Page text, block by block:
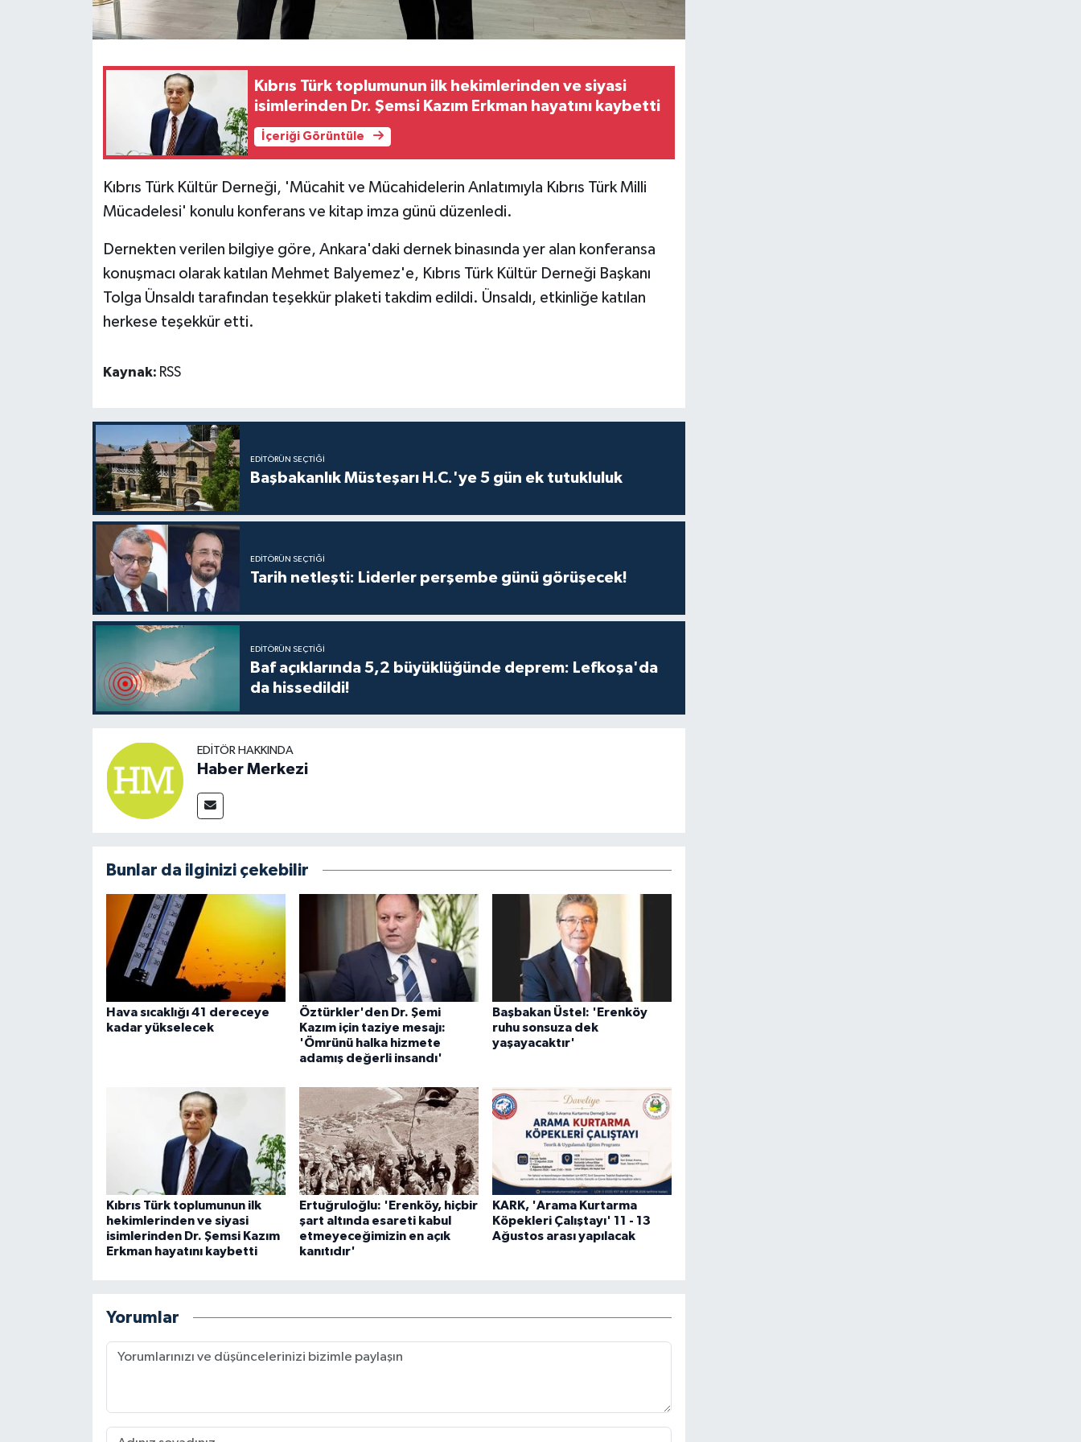
Kıbrıs Türk toplumunun ilk hekimlerinden ve siyasi
isimlerinden Dr. Şemsi Kazım Erkman hayatını kaybetti
İçeriği Görüntüle
Kıbrıs Türk Kültür Derneği, 'Mücahit ve Mücahidelerin Anlatımıyla Kıbrıs Türk Milli
Mücadelesi' konulu konferans ve kitap imza günü düzenledi.
Dernekten verilen bilgiye göre, Ankara'daki dernek binasında yer alan konferansa
konuşmacı olarak katılan Mehmet Balyemez'e, Kıbrıs Türk Kültür Derneği Başkanı
Tolga Ünsaldı tarafından teşekkür plaketi takdim edildi. Ünsaldı, etkinliğe katılan
herkese teşekkür etti.
Kaynak: RSS
EDITÖRÜN SEÇTIĞI
Başbakanlık Müsteşarı H.C.'ye 5 gün ek tutukluluk
EDITÖRÜN SEÇTIĞI
Tarih netleşti: Liderler perşembe günü görüşecek!
EDITÖRÜN SEÇTIĞI
Baf açıklarında 5,2 büyüklüğünde deprem: Lefkoşa'da
da hissedildi!
EDITÖR HAKKINDA
Haber Merkezi
Bunlar da ilginizi çekebilir
Hava sıcaklığı 41 dereceye
kadar yükselecek
Öztürkler'den Dr. Şemi
Kazım için taziye mesajı:
'Ömrünü halka hizmete
adamış değerli insandı'
Başbakan Üstel: 'Erenköy
ruhu sonsuza dek
yaşayacaktır'
Kıbrıs Türk toplumunun ilk
hekimlerinden ve siyasi
isimlerinden Dr. Şemsi Kazım
Erkman hayatını kaybetti
Ertuğruloğlu: 'Erenköy, hiçbir
şart altında esareti kabul
etmeyeceğimizin en açık
kanıtıdır'
KARK, 'Arama Kurtarma
Köpekleri Çalıştayı' 11 - 13
Ağustos arası yapılacak
Yorumlar
MAGAZİN
Nöbetçi Eczaneler
TEKNOLOJİ